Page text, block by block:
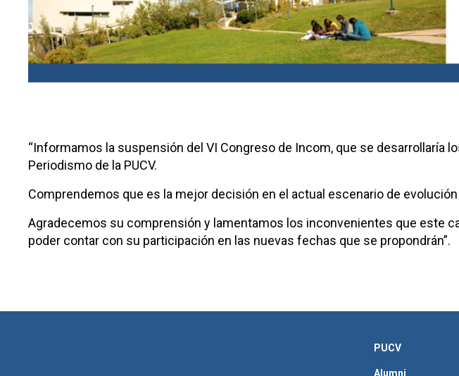
“Informamos la suspensión del VI Congreso de Incom, que se desarrollaría
Periodismo de la PUCV.
Comprendemos que es la mejor decisión en el actual escenario de evolución
Agradecemos su comprensión y lamentamos los inconvenientes que este
poder contar con su participación en las nuevas fechas que se propondrán”.
PUCV
Alumni